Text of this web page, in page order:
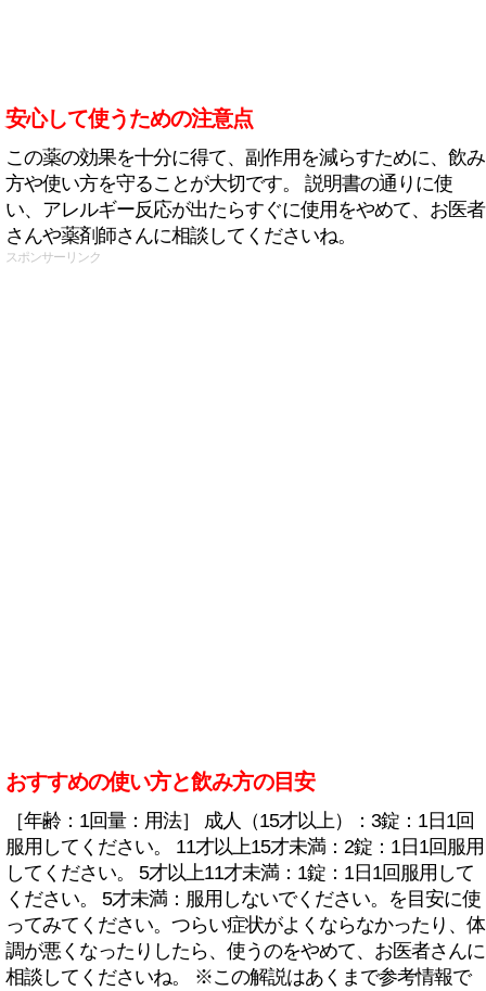
安心して使うための注意点
この薬の効果を十分に得て、副作用を減らすために、飲み
方や使い方を守ることが大切です。 説明書の通りに使
い、アレルギー反応が出たらすぐに使用をやめて、お医者
さんや薬剤師さんに相談してくださいね。
スポンサーリンク
おすすめの使い方と飲み方の目安
［年齢：1回量：用法］ 成人（15才以上）：3錠：1日1回
服用してください。 11才以上15才未満：2錠：1日1回服用
してください。 5才以上11才未満：1錠：1日1回服用して
ください。 5才未満：服用しないでください。を目安に使
ってみてください。つらい症状がよくならなかったり、体
調が悪くなったりしたら、使うのをやめて、お医者さんに
相談してくださいね。 ※この解説はあくまで参考情報で